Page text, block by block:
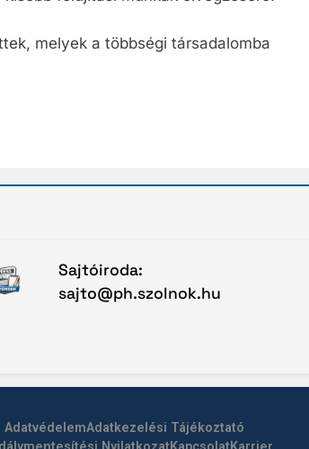
melyek a többségi társadalomba
Sajtóiroda:
sajto@ph.szolnok.hu
AdatvédelemAdatkezelési Tájékoztató